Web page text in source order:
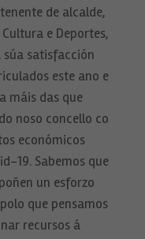
de alcalde,
e Deportes,
satisfacción
este ano e
máis das que
noso concello co
económicos
19. Sabemos que
un esforzo
que pensamos
recursos á
no